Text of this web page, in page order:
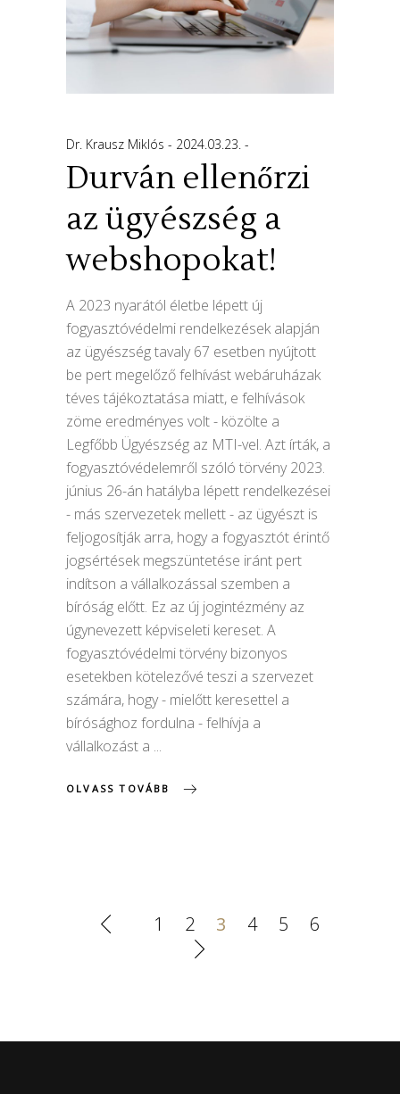
Dr. Krausz Miklós 2024.03.23.
Durván ellenőrzi
az ügyészség a
webshopokat!
A 2023 nyarától életbe lépett új
fogyasztóvédelmi rendelkezések alapján
az ügyészség tavaly 67 esetben nyújtott
be pert megelőző felhívást webáruházak
téves tájékoztatása miatt, e felhívások
zöme eredményes volt - közölte a
Legfőbb Ügyészség az MTI-vel. Azt írták, a
fogyasztóvédelemről szóló törvény 2023.
június 26-án hatályba lépett rendelkezései
- más szervezetek mellett - az ügyészt is
feljogosítják arra, hogy a fogyasztót érintő
jogsértések megszüntetése iránt pert
indítson a vállalkozással szemben a
bíróság előtt. Ez az új jogintézmény az
úgynevezett képviseleti kereset. A
fogyasztóvédelmi törvény bizonyos
esetekben kötelezővé teszi a szervezet
számára, hogy - mielőtt keresettel a
bírósághoz fordulna - felhívja a
vállalkozást a
OLVASS TOVÁBB
1 2 3 4 5 6